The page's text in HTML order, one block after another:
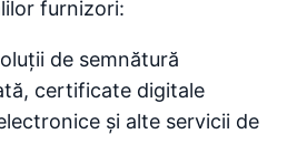
furnizori:
de semnătură
certificate digitale
și alte servicii de